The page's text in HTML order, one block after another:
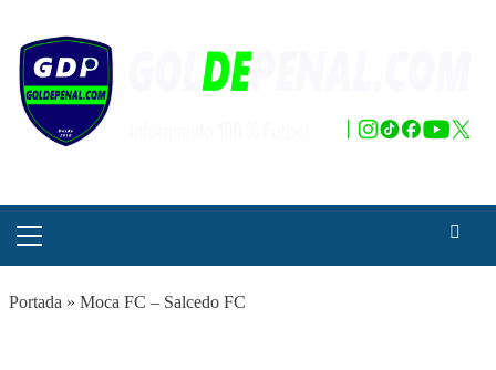
contenido
principal
Portada » Moca FC – Salcedo FC